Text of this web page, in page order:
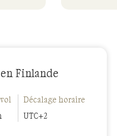
Finlande
Décalage horaire
UTC+2